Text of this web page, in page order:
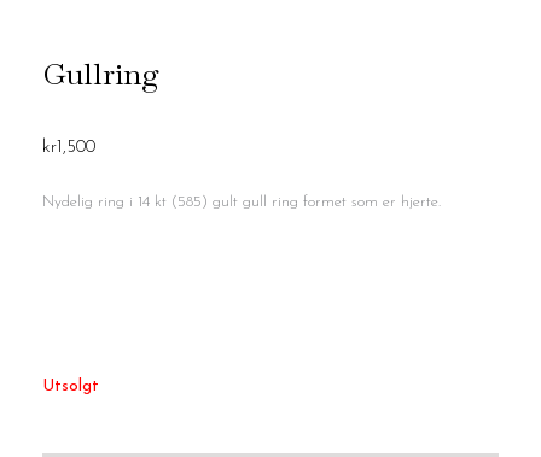
Gullring
kr 1,500
Nydelig ring i 14 kt (585) gult gull ring formet som er hjerte.
Utsolgt